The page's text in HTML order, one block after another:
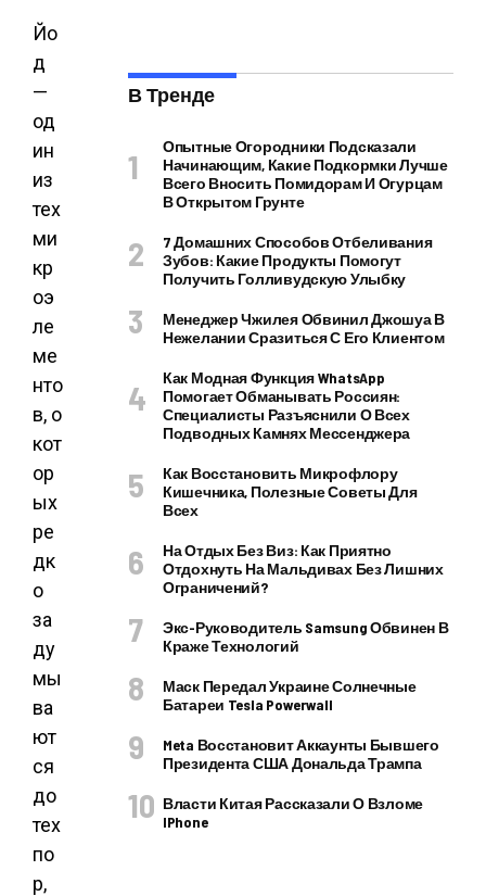
Йо
д
—
од
ин
из
тех
ми
кр
оэ
ле
ме
нто
в, о
кот
ор
ых
ре
дк
о
за
ду
мы
ва
ют
ся
до
тех
по
р,
В Тренде
Опытные Огородники Подсказали
Начинающим, Какие Подкормки Лучше
Всего Вносить Помидорам И Огурцам
В Открытом Грунте
7 Домашних Способов Отбеливания
Зубов: Какие Продукты Помогут
Получить Голливудскую Улыбку
Менеджер Чжилея Обвинил Джошуа В
Нежелании Сразиться С Его Клиентом
Как Модная Функция WhatsApp
Помогает Обманывать Россиян:
Специалисты Разъяснили О Всех
Подводных Камнях Мессенджера
Как Восстановить Микрофлору
Кишечника, Полезные Советы Для
Всех
На Отдых Без Виз: Как Приятно
Отдохнуть На Мальдивах Без Лишних
Ограничений?
Экс-Руководитель Samsung Обвинен В
Краже Технологий
Маск Передал Украине Солнечные
Батареи Tesla Powerwall
Meta Восстановит Аккаунты Бывшего
Президента США Дональда Трампа
Власти Китая Рассказали О Взломе
IPhone